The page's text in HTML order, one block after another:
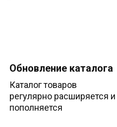
Обновление каталога
Каталог товаров
регулярно расширяется и
пополняется